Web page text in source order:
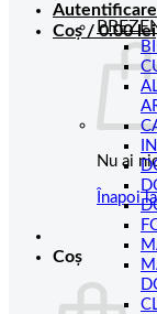
Coș /0.00lei
Nu ai
Înapoi
Coș